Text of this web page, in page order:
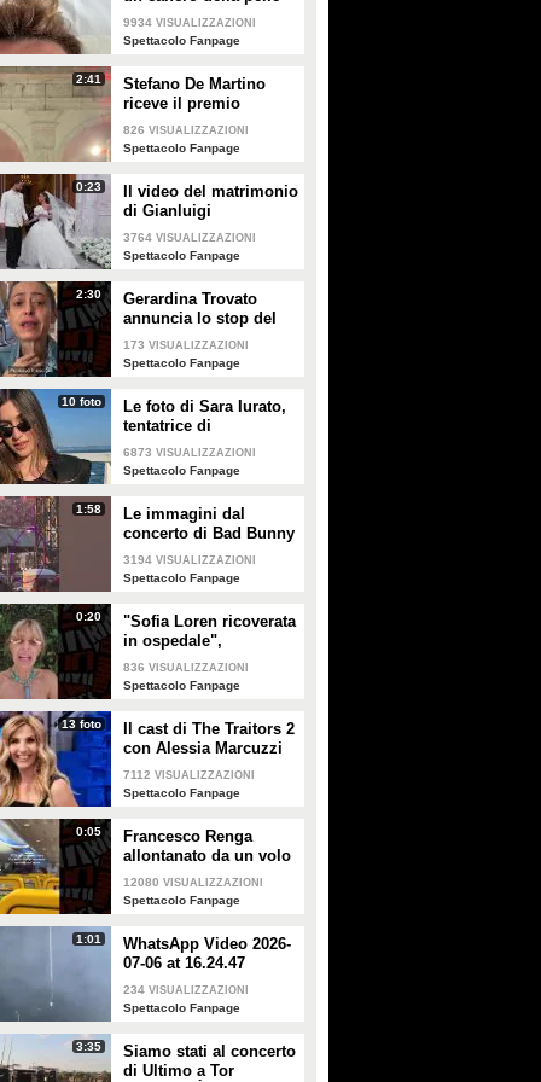
e apre al dibattito sulle
creme solari
9934 VISUALIZZAZIONI
Spettacolo Fanpage
2:41
Stefano De Martino
riceve il premio
intitolato al padre
Enrico
826 VISUALIZZAZIONI
Spettacolo Fanpage
0:23
Il video del matrimonio
di Gianluigi
Donnarumma e Alessia
Elefante
3764 VISUALIZZAZIONI
Spettacolo Fanpage
2:30
Gerardina Trovato
annuncia lo stop del
tour per problemi di
salute
173 VISUALIZZAZIONI
Spettacolo Fanpage
10 foto
Le foto di Sara Iurato,
tentatrice di
Temptation Island 2026
6873 VISUALIZZAZIONI
Spettacolo Fanpage
1:58
Le immagini dal
concerto di Bad Bunny
a Milano
3194 VISUALIZZAZIONI
Spettacolo Fanpage
0:20
"Sofia Loren ricoverata
in ospedale",
Alessandra Mussolini
smentisce: "È serena e
836 VISUALIZZAZIONI
Spettacolo Fanpage
13 foto
Il cast di The Traitors 2
con Alessia Marcuzzi
7112 VISUALIZZAZIONI
Spettacolo Fanpage
0:05
Francesco Renga
allontanato da un volo
Ryanair dopo una
discussione con gli
12080 VISUALIZZAZIONI
Spettacolo Fanpage
1:01
WhatsApp Video 2026-
07-06 at 16.24.47
234 VISUALIZZAZIONI
Spettacolo Fanpage
3:35
Siamo stati al concerto
di Ultimo a Tor